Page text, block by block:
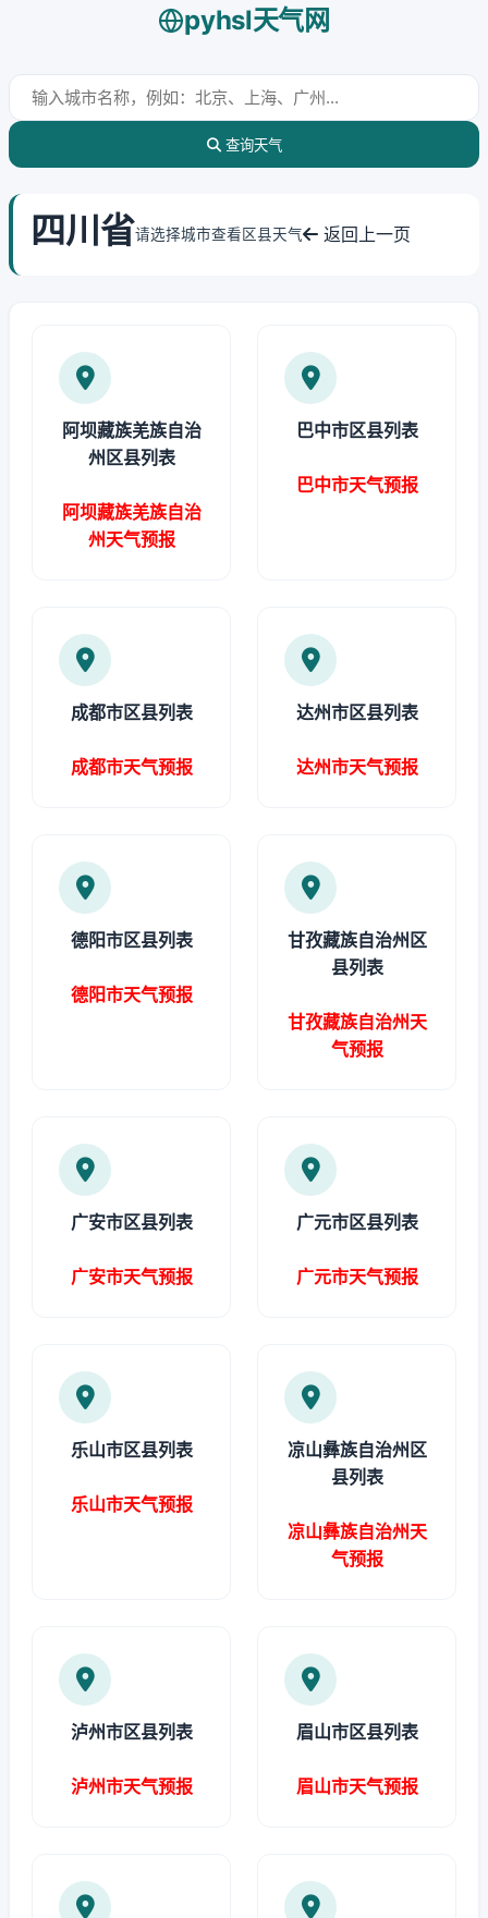
pyhsl天气网
查询天气
四川省请选择城市查看区县天气 返回上一页
阿坝藏族羌族自治
州区县列表
阿坝藏族羌族自治
州天气预报
巴中市区县列表
巴中市天气预报
成都市区县列表
成都市天气预报
达州市区县列表
达州市天气预报
德阳市区县列表
德阳市天气预报
甘孜藏族自治州区
县列表
甘孜藏族自治州天
气预报
广安市区县列表
广安市天气预报
广元市区县列表
广元市天气预报
乐山市区县列表
乐山市天气预报
凉山彝族自治州区
县列表
凉山彝族自治州天
气预报
泸州市区县列表
泸州市天气预报
眉山市区县列表
眉山市天气预报